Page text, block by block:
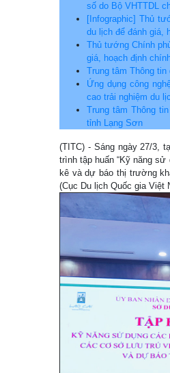
số do Bộ VHTTDL
[Infographic] Thủ
du lịch để đánh giá,
Thủ tướng Chính
giá, hoạch định
Trung tâm Thông
Ứng dụng công
cao trải nghiệm du
Trung tâm Thông
tỉnh Lạng Sơn
(TITC) - Sáng ngày 27/3,
trình tập huấn “Kỹ năng
kê và dự báo thị trường
(Cục Du lịch Quốc gia Việt